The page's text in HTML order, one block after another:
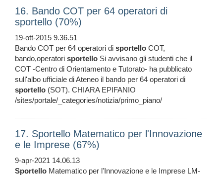
16. Bando COT per 64 operatori di
sportello (70%)
19-ott-2015 9.36.51
Bando COT per 64 operatori di sportello COT,
bando,operatori sportello Si avvisano gli studenti che il
COT -Centro di Orientamento e Tutorato- ha pubblicato
sull'albo ufficiale di Ateneo il bando per 64 operatori di
sportello (SOT). CHIARA EPIFANIO
/sites/portale/_categories/notizia/primo_piano/
17. Sportello Matematico per l'Innovazione
e le Imprese (67%)
9-apr-2021 14.06.13
Sportello Matematico per l'Innovazione e le Imprese LM-